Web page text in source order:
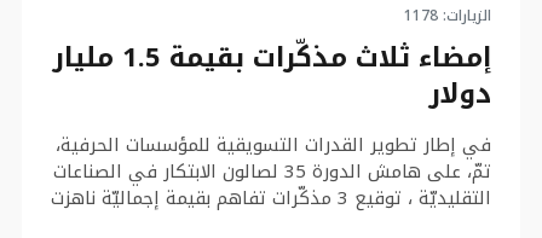
الزيارات: 1178
إمضاء ثلاث مذكّرات بقيمة 1.5 مليار
دولار
في إطار تطوير القدرات التسويقية للمؤسسات الحرفية،
تمّ، على هامش الدورة 35 لصالون الابتكار في الصناعات
التقليديّة ، توقيع 3 مذكّرات تفاهم بقيمة إجماليّة ناهزت